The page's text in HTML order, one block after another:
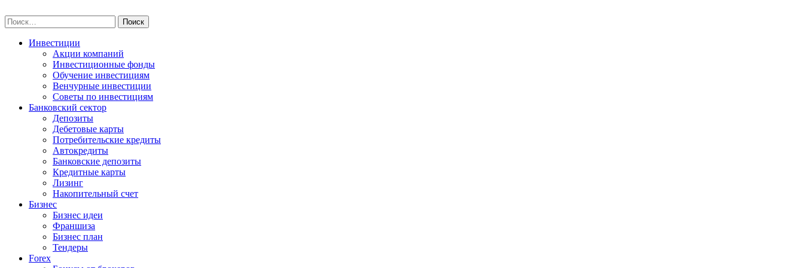
to
content
Найти:
Инвестиции
Акции компаний
Инвестиционные фонды
Обучение инвестициям
Венчурные инвестиции
Советы по инвестициям
Банковский сектор
Депозиты
Дебетовые карты
Потребительские кредиты
Автокредиты
Банковские депозиты
Кредитные карты
Лизинг
Накопительный счет
Бизнес
Бизнес идеи
Франшиза
Бизнес план
Тендеры
Forex